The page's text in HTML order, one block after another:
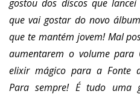
gostou dos discos que
que vai gostar do novo
que te mantém jovem! Mal
aumentarem o volume para
elixir mágico para a Fonte
Para sempre! É tudo uma